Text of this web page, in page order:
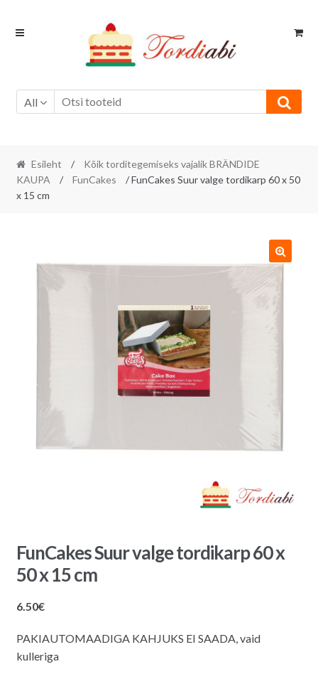
Skip
Skip
All
Esileht /
Kõik torditegemiseks vajalik BRÄNDIDE
KAUPA
/ FunCakes
/ FunCakes Suur valge tordikarp 60 x 50
x 15 cm
FunCakes Suur valge tordikarp 60 x
50 x 15 cm
6.50€
PAKIAUTOMAADIGA KAHJUKS EI SAADA, vaid
kulleriga